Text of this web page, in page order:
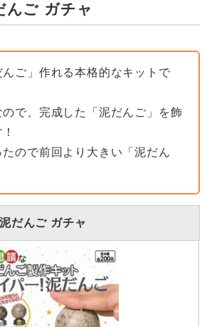
んご ガチャ
んご」作れる本格的なキットで
で、完成した「泥だんご」を飾
ので前回より大きい「泥だん
だんご ガチャ